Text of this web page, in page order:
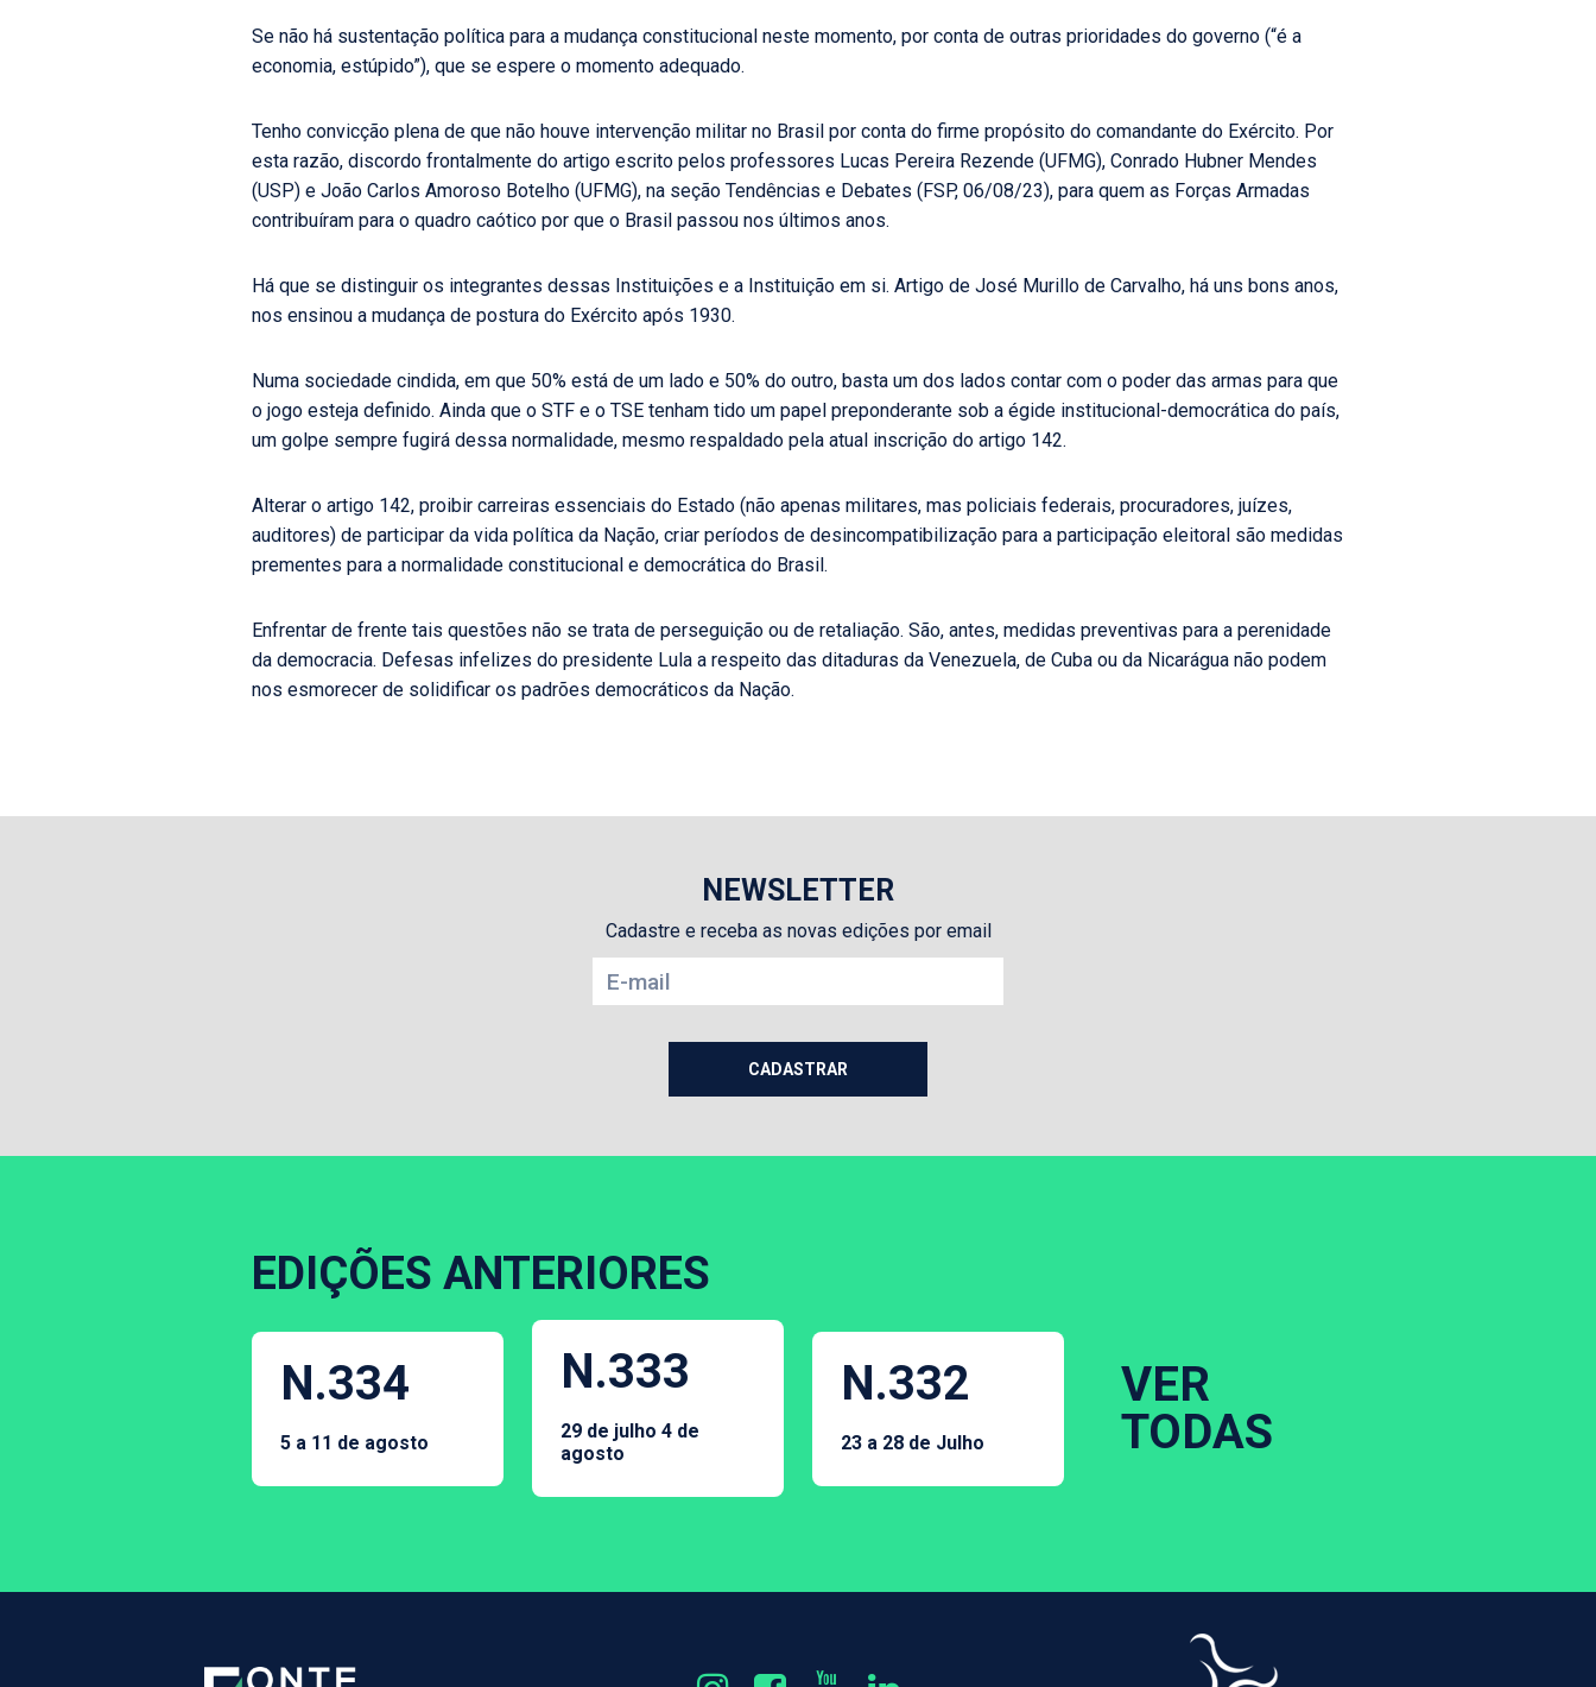
Se não há sustentação política para a mudança constitucional neste momento, por conta de outras prioridades do governo (“é a
economia, estúpido”), que se espere o momento adequado.
Tenho convicção plena de que não houve intervenção militar no Brasil por conta do firme propósito do comandante do Exército. Por
esta razão, discordo frontalmente do artigo escrito pelos professores Lucas Pereira Rezende (UFMG), Conrado Hubner Mendes
(USP) e João Carlos Amoroso Botelho (UFMG), na seção Tendências e Debates (FSP, 06/08/23), para quem as Forças Armadas
contribuíram para o quadro caótico por que o Brasil passou nos últimos anos.
Há que se distinguir os integrantes dessas Instituições e a Instituição em si. Artigo de José Murillo de Carvalho, há uns bons anos,
nos ensinou a mudança de postura do Exército após 1930.
Numa sociedade cindida, em que 50% está de um lado e 50% do outro, basta um dos lados contar com o poder das armas para que
o jogo esteja definido. Ainda que o STF e o TSE tenham tido um papel preponderante sob a égide institucional-democrática do país,
um golpe sempre fugirá dessa normalidade, mesmo respaldado pela atual inscrição do artigo 142.
Alterar o artigo 142, proibir carreiras essenciais do Estado (não apenas militares, mas policiais federais, procuradores, juízes,
auditores) de participar da vida política da Nação, criar períodos de desincompatibilização para a participação eleitoral são medidas
prementes para a normalidade constitucional e democrática do Brasil.
Enfrentar de frente tais questões não se trata de perseguição ou de retaliação. São, antes, medidas preventivas para a perenidade
da democracia. Defesas infelizes do presidente Lula a respeito das ditaduras da Venezuela, de Cuba ou da Nicarágua não podem
nos esmorecer de solidificar os padrões democráticos da Nação.
NEWSLETTER
Cadastre e receba as novas edições por email
EDIÇÕES ANTERIORES
N.334
5 a 11 de agosto
N.333
29 de julho 4 de
agosto
N.332
23 a 28 de Julho
VER
TODAS